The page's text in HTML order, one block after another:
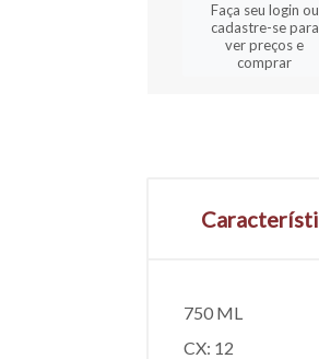
Faça seu login ou
cadastre-se para
ver preços e
comprar
750 ML
CX: 12